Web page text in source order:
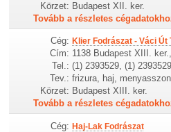
Körzet: Budapest XII. ker.
Tovább a részletes
Cég: Klier Fodrászat - Váci Út
Cím: 1138 Budapest XIII.
Tel.: (1) 2393529, (1) 2393529
Tev.: frizura, haj,
Körzet: Budapest XIII. ker.
Tovább a részletes
Cég: Haj-Lak Fodrászat